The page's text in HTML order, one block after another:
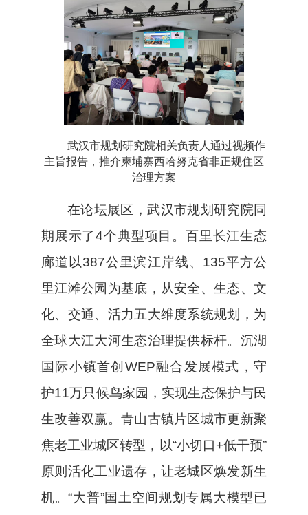
武汉市规划研究院相关负责人通过视频作
主旨报告，推介柬埔寨西哈努克省非正规住区
治理方案
在论坛展区，武汉市规划研究院同
期展示了4个典型项目。百里长江生态
廊道以387公里滨江岸线、135平方公
里江滩公园为基底，从安全、生态、文
化、交通、活力五大维度系统规划，为
全球大江大河生态治理提供标杆。沉湖
国际小镇首创WEP融合发展模式，守
护11万只候鸟家园，实现生态保护与民
生改善双赢。青山古镇片区城市更新聚
焦老工业城区转型，以“小切口+低干预”
原则活化工业遗存，让老城区焕发新生
机。“大普”国土空间规划专属大模型已